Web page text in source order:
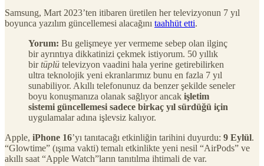
Samsung, Mart 2023’ten itibaren üretilen her televizyonun 7 yıl
boyunca yazılım güncellemesi alacağını taahhüt etti.
Yorum: Bu gelişmeye yer vermeme sebep olan ilginç
bir ayrıntıya dikkatinizi çekmek istiyorum. 50 yıllık
birtüplü televizyon vaadini hala yerine getirebilirken
ultra teknolojik yeni ekranlarımız bunu en fazla 7 yıl
sunabiliyor. Akıllı telefonunuz da benzer şekilde seneler
boyu konuşmanıza olanak sağlıyor ancak işletim
sistemi güncellemesi sadece birkaç yıl sürdüğü için
uygulamalar adına işlevsiz kalıyor.
Apple, iPhone 16’yı tanıtacağı etkinliğin tarihini duyurdu: 9 Eylül.
“Glowtime” (ışıma vakti) temalı etkinlikte yeni nesil “AirPods” ve
akıllı saat “Apple Watch”ların tanıtılma ihtimali de var.